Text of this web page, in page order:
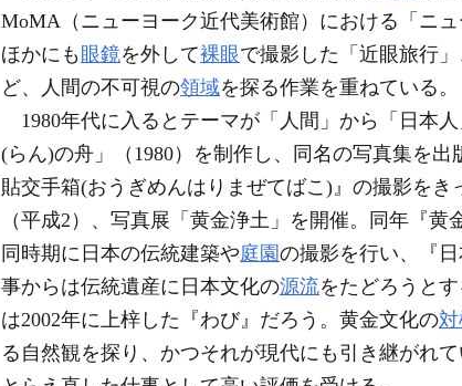
MoMA（ニューヨーク近代美術館）における「ニュ
ほかにも 眼鏡を外して裸眼で撮影した「近眼旅行
ど、人間の不可視の領域を探る作業を重ねている。
1980年代に入るとテーマが「人間」から「日本人
(らん)の舟」（1980）を制作し、同名の写真集を
貼交手箱(おうぎめんはりまぜてばこ)』の撮影をき
（平成2）、写真展「黄金浄土」を開催。同年『
同時期に日本の伝統建築や庭園の撮影を行い、『
事からは伝統遺産に日本文化の源流をたどろうと
は2002年に上梓した『わび』だろう。黄金文化の
る自然観を探り、かつそれが現代にも引き継がれ